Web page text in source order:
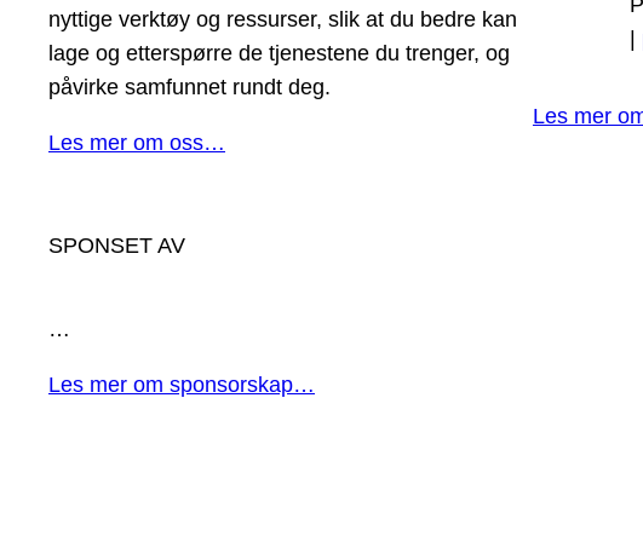
nyttige verktøy og ressurser, slik at du bedre kan
lage og etterspørre de tjenestene du trenger, og
påvirke samfunnet rundt deg.
Les mer om oss…
|
Les mer
SPONSET AV
…
Les mer om sponsorskap…